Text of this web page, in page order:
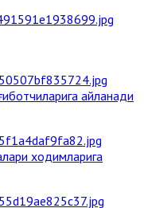
айланади
ходимларига